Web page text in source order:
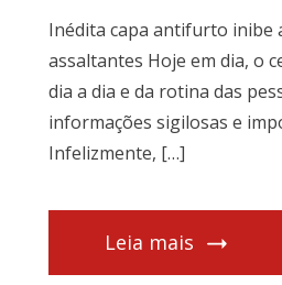
Inédita capa antifurto inibe
assaltantes Hoje em dia, o
dia a dia e da rotina das
informações sigilosas e
Infelizmente, […]
Leia mais